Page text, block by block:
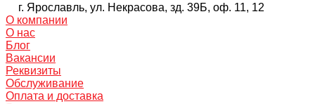
г. Ярославль, ул. Некрасова, зд. 39Б, оф. 11, 12
О компании
О нас
Блог
Вакансии
Реквизиты
Обслуживание
Оплата и доставка